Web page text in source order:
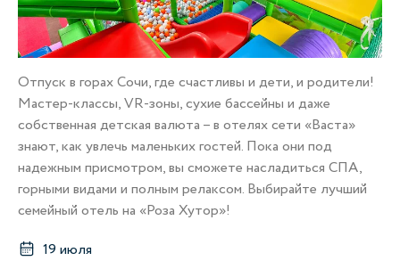
Отпуск в горах Сочи, где счастливы и дети, и родители!
Мастер-классы, VR-зоны, сухие бассейны и даже
собственная детская валюта – в отелях сети «Васта»
знают, как увлечь маленьких гостей. Пока они под
надежным присмотром, вы сможете насладиться СПА,
горными видами и полным релаксом. Выбирайте лучший
семейный отель на «Роза Хутор»!
19 июля